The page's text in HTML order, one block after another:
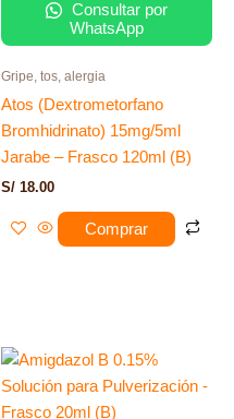
Consultar por
WhatsApp
Gripe, tos, alergia
Atos (Dextrometorfano
Bromhidrinato) 15mg/5ml
Jarabe – Frasco 120ml (B)
S/ 18.00
Comprar